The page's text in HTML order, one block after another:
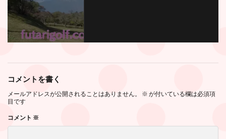
コメントを書く
メールアドレスが公開されることはありません。 ※ が付いている欄は必須項
目です
コメント ※